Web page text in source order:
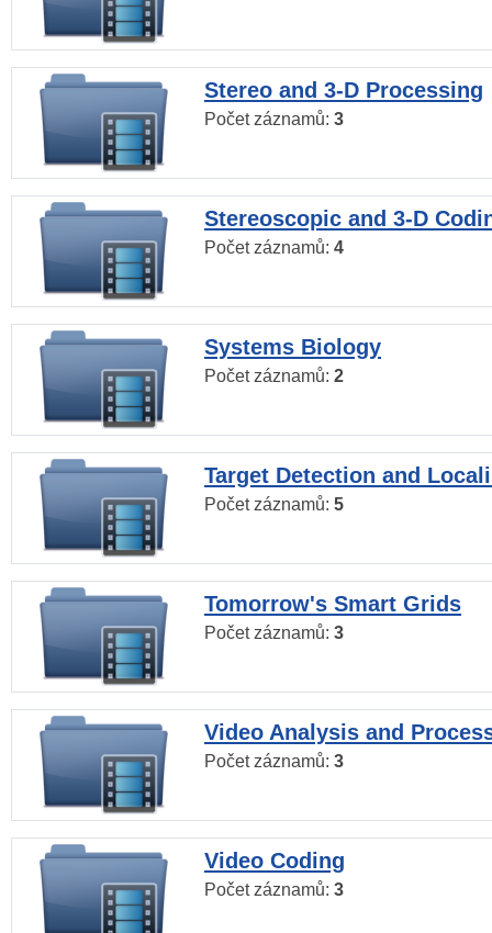
Stereo and 3-D Processing
Počet záznamů: 3
Stereoscopic and 3-D
Počet záznamů: 4
Systems Biology
Počet záznamů: 2
Target Detection and
Počet záznamů: 5
Tomorrow's Smart Grids
Počet záznamů: 3
Video Analysis and
Počet záznamů: 3
Video Coding
Počet záznamů: 3